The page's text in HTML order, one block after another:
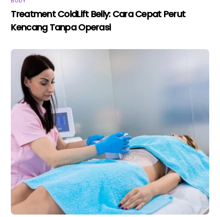
Treatment ColdLift Belly: Cara Cepat Perut
Kencang Tanpa Operasi